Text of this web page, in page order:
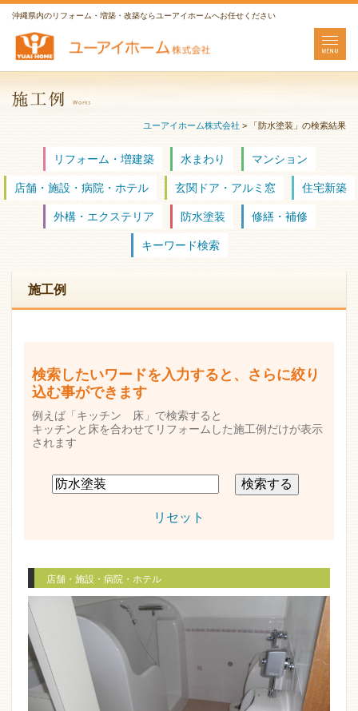
沖縄県内のリフォーム・増築・改築ならユーアイホームへお任せください
ユーアイホーム株式会社 > 「防水塗装」の検索結果
リフォーム・増建築 水まわり マンション
店舗・施設・病院・ホテル 玄関ドア・アルミ窓 住宅新築
外構・エクステリア 防水塗装 修繕・補修
キーワード検索
施工例
検索したいワードを入力すると、さらに絞り
込む事ができます
例えば「キッチン 床」で検索すると
キッチンと床を合わせてリフォームした施工例だけが表示
されます
リセット
店舗・施設・病院・ホテル